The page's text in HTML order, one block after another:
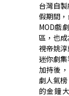
台灣自
假期間
MOD戲
區，也
視帝姚
迷你劇
加持後
劇人氣
的金鐘